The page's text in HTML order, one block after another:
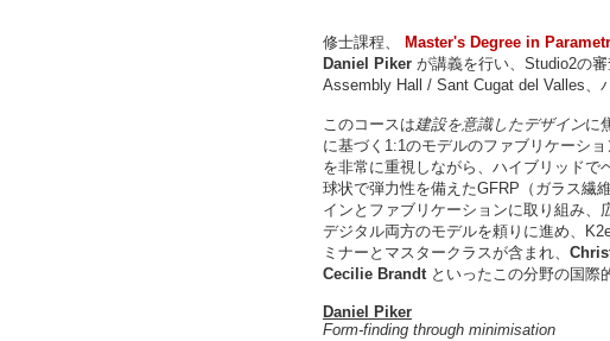
修士課程、 Master's Degree in
Daniel Piker が講義を行い、Studio2の
Assembly Hall / Sant Cugat del Valles、
このコースは建設を意識したデザインに
に基づく1:1のモデルのファブリケーシ
を非常に重視しながら、ハイブリッド
球状で弾力性を備えたGFRP（ガラス繊
インとファブリケーションに取り組み、
デジタル両方のモデルを頼りに進め、
ミナーとマスタークラスが含まれ、
Cecilie Brandtといったこの分野の国際
Daniel Piker
Form-finding through minimisation